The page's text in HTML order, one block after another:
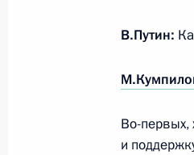
22
22 января
В.Путин:
Во-первых,
и